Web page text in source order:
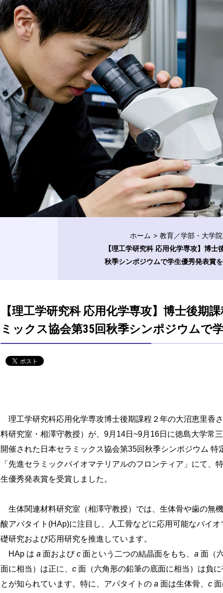
ホーム 教育／学部・大学院
【理工学研究科 応用化学専攻】博
秋季シンポジウムで学生優秀発表賞
【理工学研究科 応用化学専攻】博士後期
ミックス協会第35回秋季シンポジウムで
理工学研究科応用化学専攻博士後期課程２年の大沼恵里香
料研究室・相澤守教授）が、9月14日~9月16日に徳島大学常
開催された日本セラミックス協会第35回秋季シンポジウム 特
「先進セラミックバイオマテリアルのフロンティア」にて、
生優秀発表賞を受賞しました。
生体関連材料研究室（相澤守教授）では、生体骨や歯の無
酸アパタイト(HAp)に注目し、人工骨などに応用可能なバイオ
礎研究および応用研究を推進しています。
HAp はa面およびc面という二つの結晶面をもち、a 面（
面に相当）は正に、c 面（六角形の鉛筆の底面に相当）は負に
とが知られています。特に、アパタイトのa 面は生体骨、c